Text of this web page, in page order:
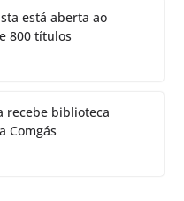
está aberta ao
800 títulos
recebe biblioteca
Comgás